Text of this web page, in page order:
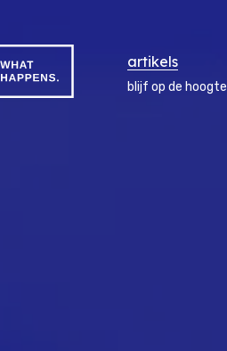
artikels
blijf op de hoogte